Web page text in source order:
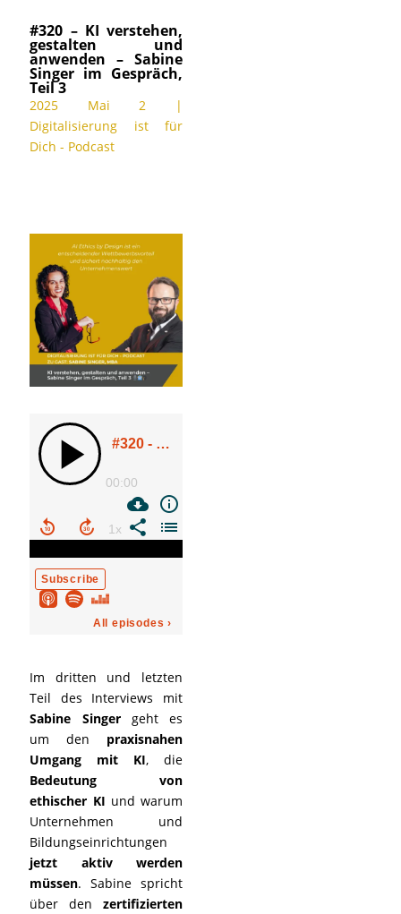
#320 – KI verstehen,
gestalten und
anwenden – Sabine
Singer im Gespräch,
Teil 3
2025 Mai 2 |
Digitalisierung ist für
Dich - Podcast
Im dritten und letzten
Teil des Interviews mit
Sabine Singergeht es
um den praxisnahen
Umgang mit KI, die
Bedeutung von
ethischer KI und warum
Unternehmen und
Bildungseinrichtungen
jetzt aktiv werden
müssen. Sabine spricht
über den zertifizierten